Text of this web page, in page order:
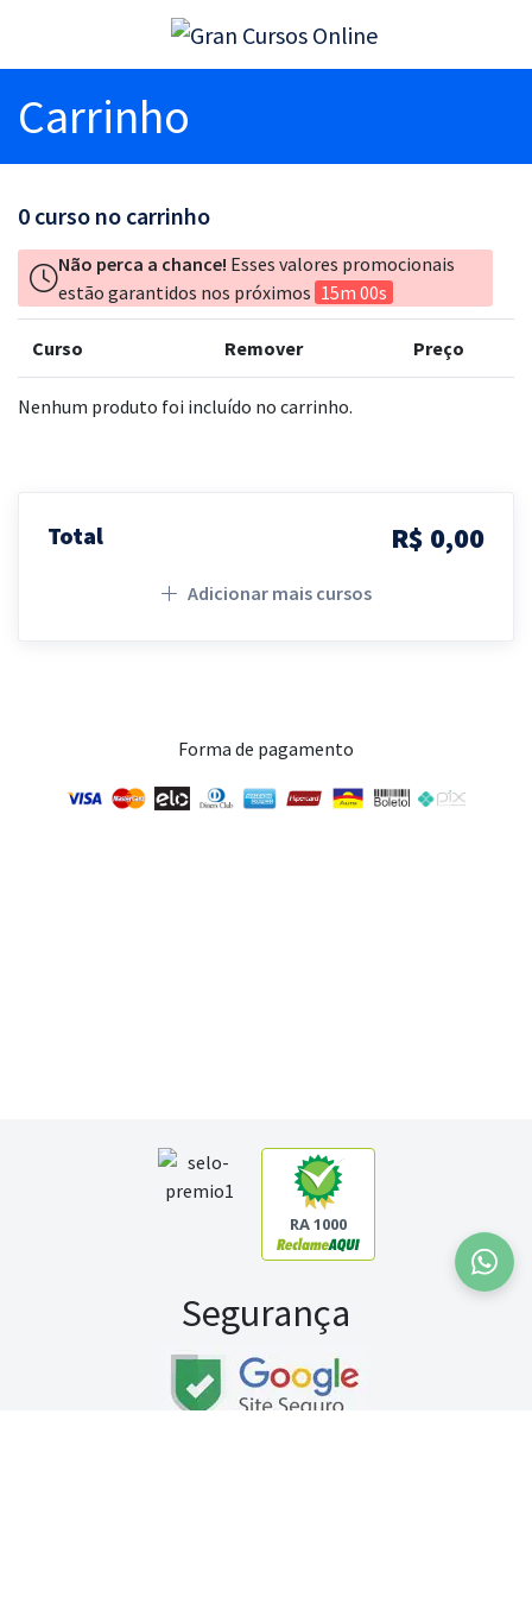
Carrinho
0 curso no carrinho
Não perca a chance! Esses valores promocionais
estão garantidos nos próximos 15m 00s
Curso Remover Preço
Nenhum produto foi incluído no carrinho.
Total R$ 0,00
Adicionar mais cursos
Forma de pagamento
RA 1000
Segurança